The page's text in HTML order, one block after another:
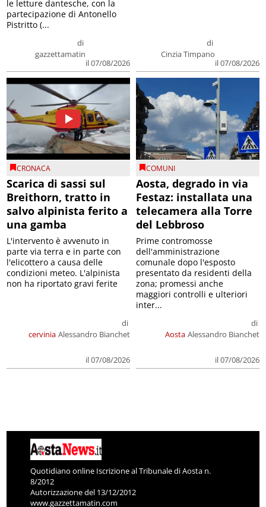
di
gazzettamatin
il 07/08/2026
le letture dantesche, con la
partecipazione di Antonello
Pistritto (...
di
Cinzia Timpano
il 07/08/2026
CRONACA
Scarica di sassi sul
Breithorn, tratto in
salvo alpinista ferito a
una gamba
cervinia
di
Alessandro Bianchet
il 07/08/2026
L'intervento è avvenuto in
parte via terra e in parte con
l'elicottero a causa delle
condizioni meteo. L'alpinista
non ha riportato gravi ferite
COMUNI
Aosta, degrado in via
Festaz: installata una
telecamera alla Torre
del Lebbroso
Aosta
di
Alessandro Bianchet
il 07/08/2026
Prime contromosse
dell'amministrazione
comunale dopo l'esposto
presentato da residenti della
zona; promessi anche
maggiori controlli e ulteriori
inter...
Quotidiano online Iscrizione al Tribunale di Aosta n.
8/2012
Autorizzazione del 13/12/2012
www.gazzettamatin.com